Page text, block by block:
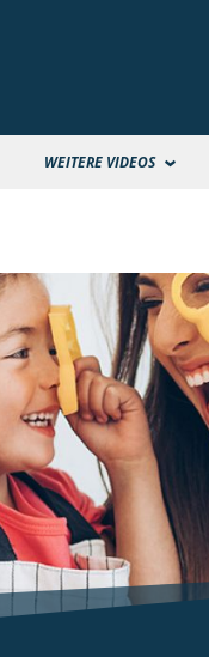
WEITERE VIDEOS